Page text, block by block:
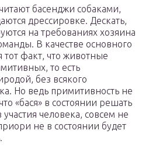
басенджи собаками,
дрессировке. Дескать,
на требованиях хозяина
В качестве основного
тот факт, что животные
то есть
без всякого
Но ведь примитивность не
«бася» в состоянии решать
человека, совсем не
не в состоянии будет